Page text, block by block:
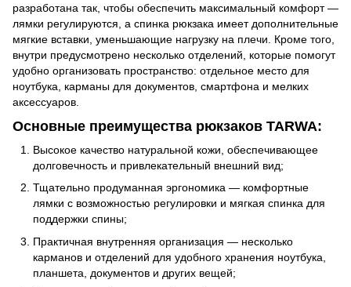
разработана так, чтобы обеспечить максимальный комфорт —
лямки регулируются, а спинка рюкзака имеет дополнительные
мягкие вставки, уменьшающие нагрузку на плечи. Кроме того,
внутри предусмотрено несколько отделений, которые помогут
удобно организовать пространство: отдельное место для
ноутбука, карманы для документов, смартфона и мелких
аксессуаров.
Основные преимущества рюкзаков TARWA:
Высокое качество натуральной кожи, обеспечивающее
долговечность и привлекательный внешний вид;
Тщательно продуманная эргономика — комфортные
лямки с возможностью регулировки и мягкая спинка для
поддержки спины;
Практичная внутренняя организация — несколько
карманов и отделений для удобного хранения ноутбука,
планшета, документов и других вещей;